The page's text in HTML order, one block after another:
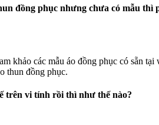
đồng phục nhưng chưa có mẫu thì
khảo các mẫu áo đồng phục có sẵn
thun đồng phục.
trên vi tính rồi thì như thế nào?